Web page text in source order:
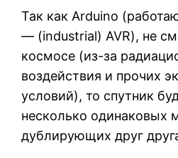
Так как Arduino
— (industrial) AVR), не
космосе (из-за
воздействия и прочих
условий), то спутник
несколько одинаковых
дублирующих друг